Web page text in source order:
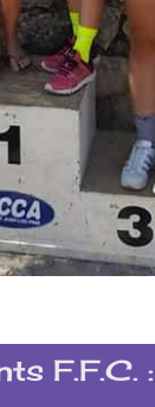
F.F.C. :